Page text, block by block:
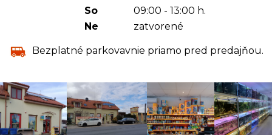
So
09:00 - 13:00 h.
Ne
zatvorené
Bezplatné parkovavnie priamo pred predajňou.